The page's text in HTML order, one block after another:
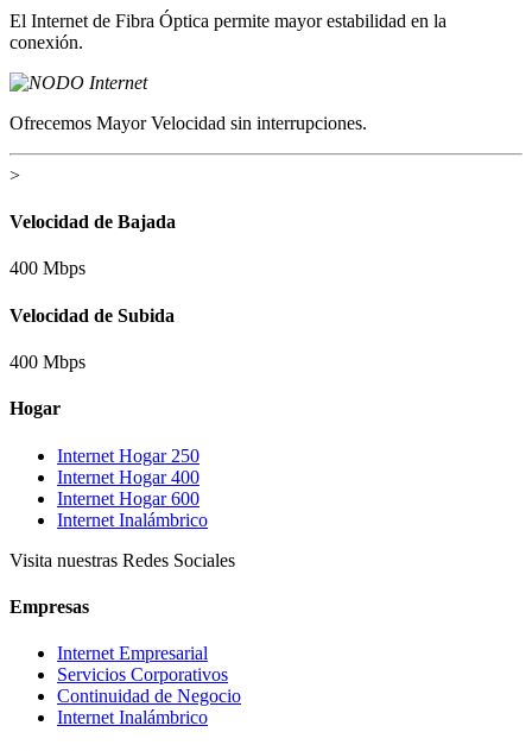
El Internet de Fibra Óptica permite mayor estabilidad en la
conexión.
Ofrecemos Mayor Velocidad sin interrupciones.
>
Velocidad de Bajada
400 Mbps
Velocidad de Subida
400 Mbps
Hogar
Internet Hogar 250
Internet Hogar 400
Internet Hogar 600
Internet Inalámbrico
Visita nuestras Redes Sociales
Empresas
Internet Empresarial
Servicios Corporativos
Continuidad de Negocio
Internet Inalámbrico